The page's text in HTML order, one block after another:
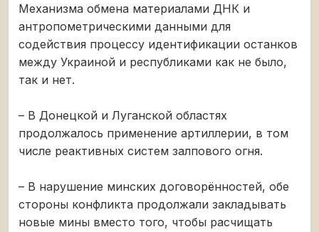
Механизма обмена материалами ДНК и
антропометрическими данными для
содействия процессу идентификации останков
между Украиной и республиками как не было,
так и нет.
– В Донецкой и Луганской областях
продолжалось применение артиллерии, в том
числе реактивных систем залпового огня.
– В нарушение минских договорённостей, обе
стороны конфликта продолжали закладывать
новые мины вместо того, чтобы расчищать